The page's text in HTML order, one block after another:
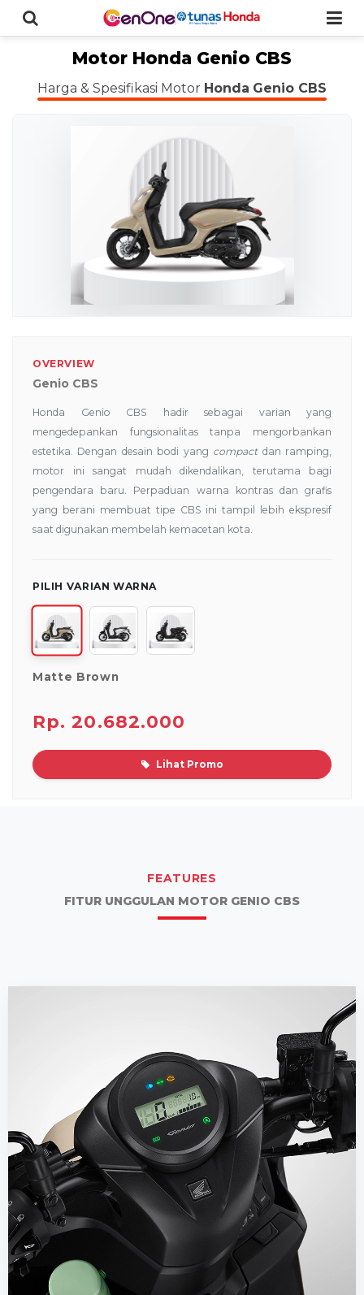
Motor Honda Genio CBS
Harga & Spesifikasi Motor Honda Genio CBS
OVERVIEW
Genio CBS
Honda Genio CBS hadir sebagai varian yang
mengedepankan fungsionalitas tanpa mengorbankan
estetika. Dengan desain bodi yang compactdan ramping,
motor ini sangat mudah dikendalikan, terutama bagi
pengendara baru. Perpaduan warna kontras dan grafis
yang berani membuat tipe CBS ini tampil lebih ekspresif
saat digunakan membelah kemacetan kota.
PILIH VARIAN WARNA
Matte Brown
Rp. 20.682.000
Lihat Promo
FEATURES
FITUR UNGGULAN MOTOR GENIO CBS